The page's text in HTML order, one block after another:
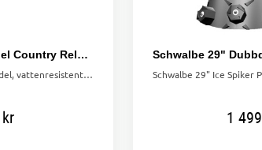
Selle Royal Gel Sadel Country Relaxed
Bred och bekväm gel-sadel, vattenresistent och passar både dam och herr. Perfekt för långa cykelturer.
kr 1 499